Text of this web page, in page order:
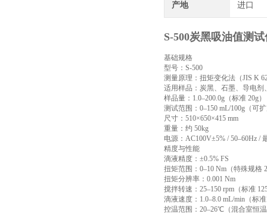
产地 进口
S-500炭黑吸油值测
基础规格
型号：S-500
测量原理：扭矩变化法（JIS K
适用样品：炭黑、石墨、导电
样品量：1.0–200.0g（标准 20g）
测试范围：0–150 mL/100g（可
尺寸：510×650×415 mm
重量：约 50kg
电源：AC100V±5% / 50–60Hz /
精度与性能
滴液精度：±0.5% FS
扭矩范围：0–10 Nm（特殊规格
扭矩分辨率：0.001 Nm
搅拌转速：25–150 rpm（标准
滴液速度：1.0–8.0 mL/min（标
控温范围：20–26℃（混合室恒